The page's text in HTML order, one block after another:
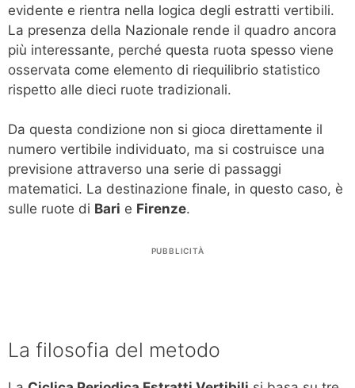
evidente e rientra nella logica degli estratti vertibili.
La presenza della Nazionale rende il quadro ancora
più interessante, perché questa ruota spesso viene
osservata come elemento di riequilibrio statistico
rispetto alle dieci ruote tradizionali.
Da questa condizione non si gioca direttamente il
numero vertibile individuato, ma si costruisce una
previsione attraverso una serie di passaggi
matematici. La destinazione finale, in questo caso, è
sulle ruote di Bari e Firenze.
PUBBLICITÀ
La filosofia del metodo